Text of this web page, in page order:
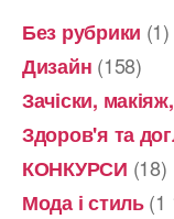
Без рубрики (1)
Дизайн (158)
Зачіски,
Здоров'я та
КОНКУРСИ (18)
Мода і стиль(1